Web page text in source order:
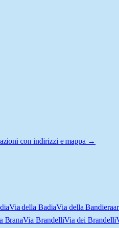
con indirizzi e mappa →
Via della BadiaVia della Bandiera
BranaVia BrandelliVia dei Brandelli